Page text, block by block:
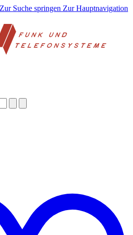
Zur Suche springen Zur Hauptnavigation